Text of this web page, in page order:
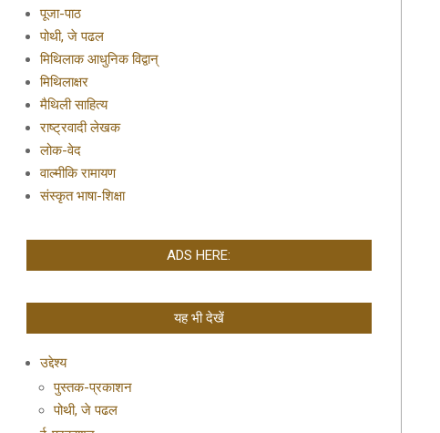
पूजा-पाठ
पोथी, जे पढल
मिथिलाक आधुनिक विद्वान्
मिथिलाक्षर
मैथिली साहित्य
राष्ट्रवादी लेखक
लोक-वेद
वाल्मीकि रामायण
संस्कृत भाषा-शिक्षा
ADS HERE:
यह भी देखें
उद्देश्य
पुस्तक-प्रकाशन
पोथी, जे पढल